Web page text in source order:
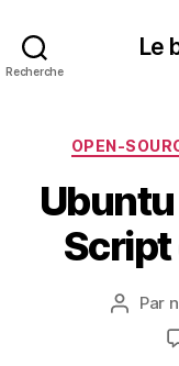
Recherche
Le
OPEN-
Ubuntu
Auteur
l’article
Par